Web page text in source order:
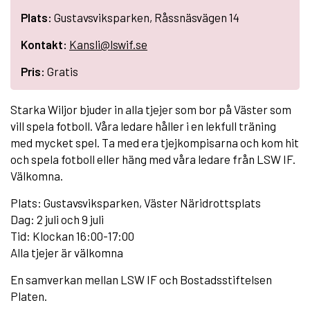
Plats: Gustavsviksparken, Råssnäsvägen 14
Kontakt: Kansli@lswif.se
Pris: Gratis
Starka Wiljor bjuder in alla tjejer som bor på Väster som
vill spela fotboll. Våra ledare håller i en lekfull träning
med mycket spel. Ta med era tjejkompisarna och kom hit
och spela fotboll eller häng med våra ledare från LSW IF.
Välkomna.
Plats: Gustavsviksparken, Väster Näridrottsplats
Dag: 2 juli och 9 juli
Tid: Klockan 16:00-17:00
Alla tjejer är välkomna
En samverkan mellan LSW IF och Bostadsstiftelsen
Platen.